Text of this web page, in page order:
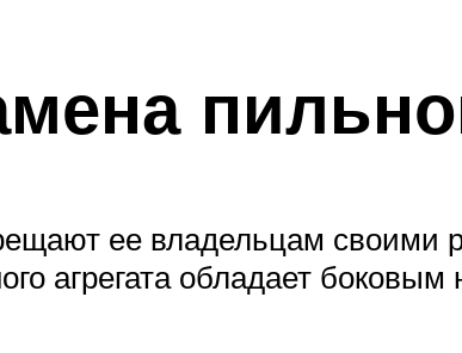
ее владельцам своими
агрегата обладает